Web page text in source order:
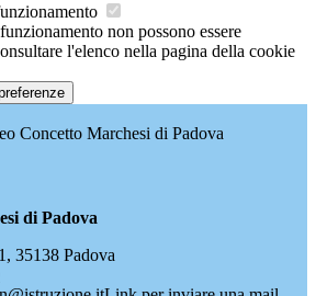
non possono essere
l'elenco nella pagina della cookie
Concetto Marchesi di Padova
di Padova
35138 Padova